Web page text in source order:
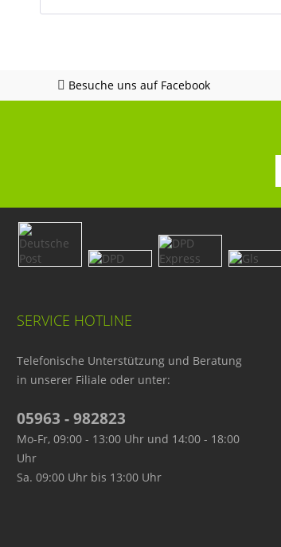
Besuche uns auf Facebook
SERVICE HOTLINE
Telefonische Unterstützung und Beratung
in unserer Filiale oder unter:
05963 - 982823
Mo-Fr, 09:00 - 13:00 Uhr und 14:00 - 18:00
Uhr
Sa. 09:00 Uhr bis 13:00 Uhr